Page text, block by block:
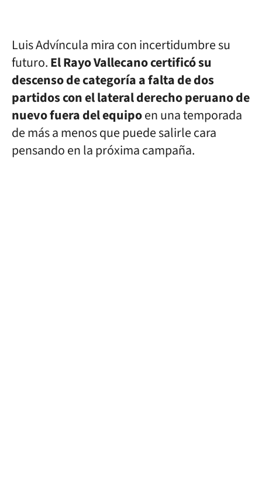
Luis Advíncula mira con incertidumbre su
futuro.El Rayo Vallecano certificó su
descenso de categoría a falta de dos
partidos con el lateral derecho peruano de
nuevo fuera del equipoen una temporada
de más a menos que puede salirle cara
pensando en la próxima campaña.